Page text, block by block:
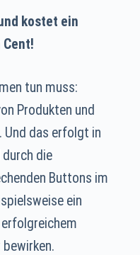
kostet ein
tun muss:
Produkten und
Und das erfolgt in
die
Buttons im
ein